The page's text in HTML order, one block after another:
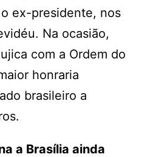
ex-presidente, nos
Na ocasião,
com a Ordem do
honraria
brasileiro a
a Brasília ainda